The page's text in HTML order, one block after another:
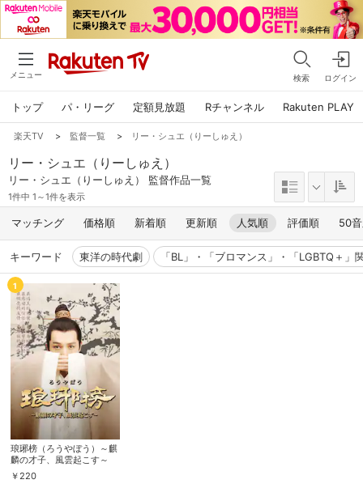
メニュー 検索 ログイン
トップ パ・リーグ 定額見放題 Rチャンネル Rakuten PLAY
楽天TV > 監督一覧 > リー・シュエ（りーしゅえ）
リー・シュエ（りーしゅえ）
リー・シュエ（りーしゅえ） 監督作品一覧
1件中 1～1件を表示
マッチング 価格順 新着順 更新順 人気順 評価順 50
キーワード 東洋の時代劇 「BL」・「ブロマンス」・「LGBTQ＋」
1
琅琊榜（ろうやぼう）～麒
麟の才子、風雲起こす～
￥ 220